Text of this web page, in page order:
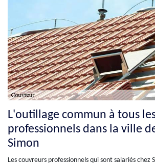
L'outillage commun à tous
professionnels dans la ville
Simon
Les couvreurs professionnels qui sont salariés chez